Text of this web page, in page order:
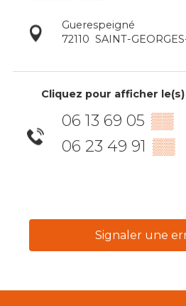
Guerespeigné
72110 SAINT-
Cliquez pour afficher
06 13 69 05 ▒▒
06 23 49 91 ▒▒
Signaler une